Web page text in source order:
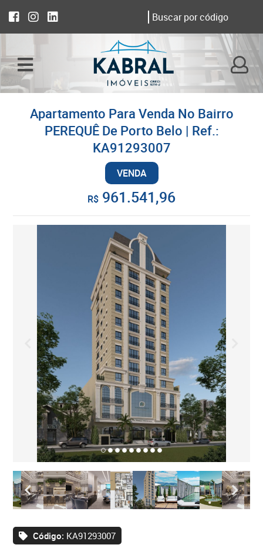
Apartamento Para Venda No Bairro
PEREQUÊ De Porto Belo | Ref.:
KA91293007
VENDA
R$ 961.541,96
Código: KA91293007